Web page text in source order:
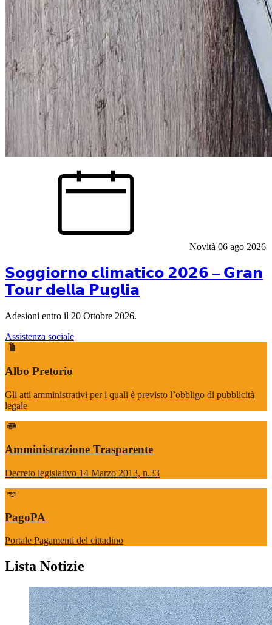
Novità 06 ago 2026
𝗦𝗼𝗴𝗴𝗶𝗼𝗿𝗻𝗼 𝗰𝗹𝗶𝗺𝗮𝘁𝗶𝗰𝗼 𝟮𝟬𝟮𝟲 – 𝗚𝗿𝗮𝗻
𝗧𝗼𝘂𝗿 𝗱𝗲𝗹𝗹𝗮 𝗣𝘂𝗴𝗹𝗶𝗮
Adesioni entro il 20 Ottobre 2026.
Assistenza sociale
Albo Pretorio
Gli atti amministrativi per i quali è previsto l’obbligo di pubblicità
legale
Amministrazione Trasparente
Decreto legislativo 14 Marzo 2013, n.33
PagoPA
Portale Pagamenti del cittadino
Lista Notizie